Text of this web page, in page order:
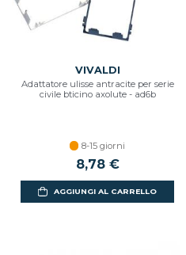
VIVALDI
Adattatore ulisse antracite per serie
civile bticino axolute - ad6b
8-15 giorni
8,78 €
AGGIUNGI AL CARRELLO